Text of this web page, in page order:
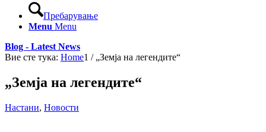
Пребарување
Menu Menu
Blog - Latest News
Вие сте тука: Home1 / „Земја на легендите“
„Земја на легендите“
Настани, Новости